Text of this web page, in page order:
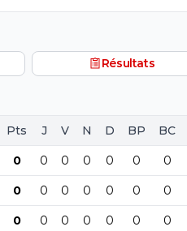
ça ? 😏🇵🇹🇧🇷🇫🇷🇺🇦
Résultats
Pts J V N D BP BC
0 0 0 0 0 0 0
0 0 0 0 0 0 0
0 0 0 0 0 0 0